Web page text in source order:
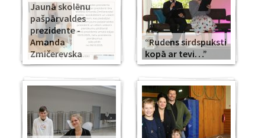
Jaunā skolēnu
pašpārvaldes
prezidente -
Amanda
Zmičerevska
“Rudens sirdspuksti
kopā ar tevi…”